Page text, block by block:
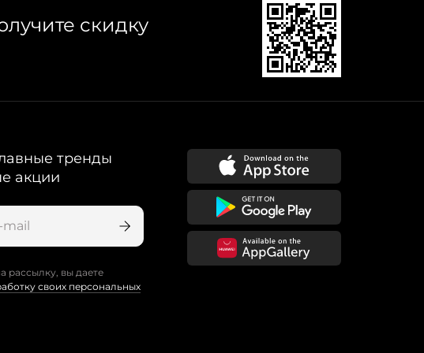
скидку
тренды
акции
рассылку, вы даете
своих персональных